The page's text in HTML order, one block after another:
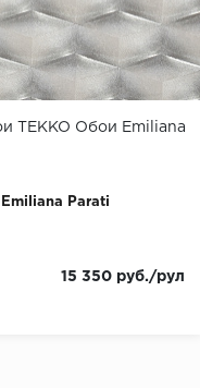
TEKKO Обои Emiliana
Emiliana Parati
15 350 руб./рул